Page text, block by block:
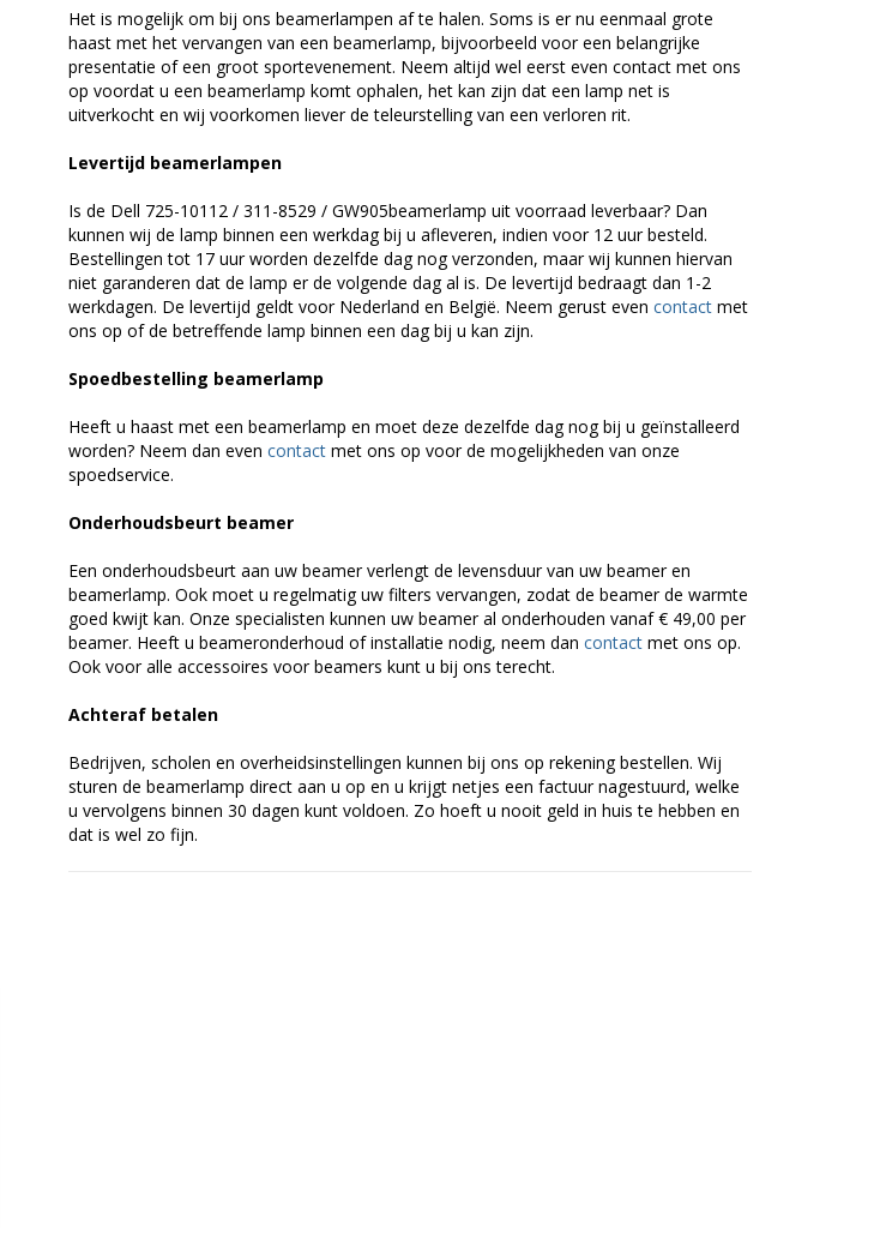
Het is mogelijk om bij ons beamerlampen af te halen. Soms is er nu eenmaal grote
haast met het vervangen van een beamerlamp, bijvoorbeeld voor een belangrijke
presentatie of een groot sportevenement. Neem altijd wel eerst even contact met ons
op voordat u een beamerlamp komt ophalen, het kan zijn dat een lamp net is
uitverkocht en wij voorkomen liever de teleurstelling van een verloren rit.
Levertijd beamerlampen
Is de Dell 725-10112 / 311-8529 / GW905beamerlamp uit voorraad leverbaar? Dan
kunnen wij de lamp binnen een werkdag bij u afleveren, indien voor 12 uur besteld.
Bestellingen tot 17 uur worden dezelfde dag nog verzonden, maar wij kunnen hiervan
niet garanderen dat de lamp er de volgende dag al is. De levertijd bedraagt dan 1-2
werkdagen. De levertijd geldt voor Nederland en België. Neem gerust even contact met
ons op of de betreffende lamp binnen een dag bij u kan zijn.
Spoedbestelling beamerlamp
Heeft u haast met een beamerlamp en moet deze dezelfde dag nog bij u geïnstalleerd
worden? Neem dan even contact met ons op voor de mogelijkheden van onze
spoedservice.
Onderhoudsbeurt beamer
Een onderhoudsbeurt aan uw beamer verlengt de levensduur van uw beamer en
beamerlamp. Ook moet u regelmatig uw filters vervangen, zodat de beamer de warmte
goed kwijt kan. Onze specialisten kunnen uw beamer al onderhouden vanaf € 49,00 per
beamer. Heeft u beameronderhoud of installatie nodig, neem dan contact met ons op.
Ook voor alle accessoires voor beamers kunt u bij ons terecht.
Achteraf betalen
Bedrijven, scholen en overheidsinstellingen kunnen bij ons op rekening bestellen. Wij
sturen de beamerlamp direct aan u op en u krijgt netjes een factuur nagestuurd, welke
u vervolgens binnen 30 dagen kunt voldoen. Zo hoeft u nooit geld in huis te hebben en
dat is wel zo fijn.